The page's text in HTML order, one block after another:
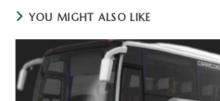
YOU MIGHT ALSO LIKE